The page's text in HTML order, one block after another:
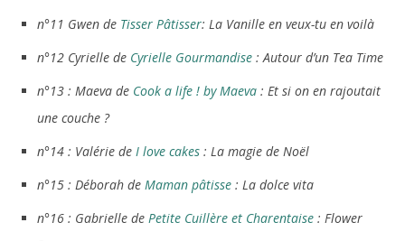
n°11 Gwen de Tisser Pâtisser: La Vanille en veux-tu en voilà
n°12 Cyrielle de Cyrielle Gourmandise : Autour d’un Tea Time
n°13 : Maeva de Cook a life ! by Maeva : Et si on en rajoutait
une couche ?
n°14 : Valérie de I love cakes : La magie de Noël
n°15 : Déborah de Maman pâtisse : La dolce vita
n°16 : Gabrielle de Petite Cuillère et Charentaise : Flower